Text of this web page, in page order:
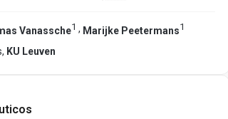
Vanassche1 , Marijke Peetermans1
KU Leuven